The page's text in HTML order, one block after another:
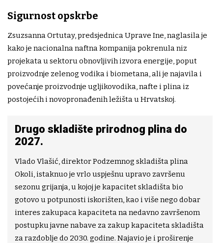
Sigurnost opskrbe
Zsuzsanna Ortutay, predsjednica Uprave Ine, naglasila je
kako je nacionalna naftna kompanija pokrenula niz
projekata u sektoru obnovljivih izvora energije, poput
proizvodnje zelenog vodika i biometana, ali je najavila i
povećanje proizvodnje ugljikovodika, nafte i plina iz
postojećih i novopronađenih ležišta u Hrvatskoj.
Drugo skladište prirodnog plina do
2027.
Vlado Vlašić, direktor Podzemnog skladišta plina
Okoli, istaknuo je vrlo uspješnu upravo završenu
sezonu grijanja, u kojoj je kapacitet skladišta bio
gotovo u potpunosti iskorišten, kao i više nego dobar
interes zakupaca kapaciteta na nedavno završenom
postupku javne nabave za zakup kapaciteta skladišta
za razdoblje do 2030. godine. Najavio je i proširenje